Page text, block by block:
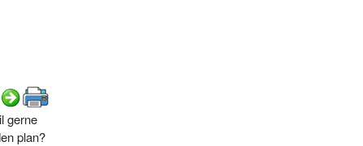
gerne
plan?